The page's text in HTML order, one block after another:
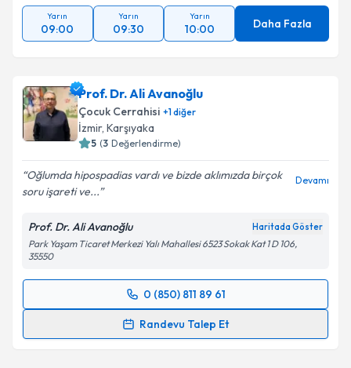
Yarın
09:00
Yarın
09:30
Yarın
10:00 Daha Fazla
Prof. Dr. Ali Avanoğlu
Çocuk Cerrahisi +1diğer
İzmir, Karşıyaka
5 (3 Değerlendirme)
Oğlumda hipospadias vardı ve bizde aklımızda birçok
soru işareti ve...
Devamı
Prof. Dr. Ali Avanoğlu Haritada Göster
Park Yaşam Ticaret Merkezi Yalı Mahallesi 6523 Sokak Kat 1 D 106,
35550
0 (850) 811 89 61
Randevu Talep Et
Randevu Takvimi Talebi